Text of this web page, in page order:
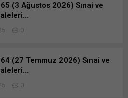
(3 Ağustos 2026) Sınai ve
0
(27 Temmuz 2026) Sınai ve
0